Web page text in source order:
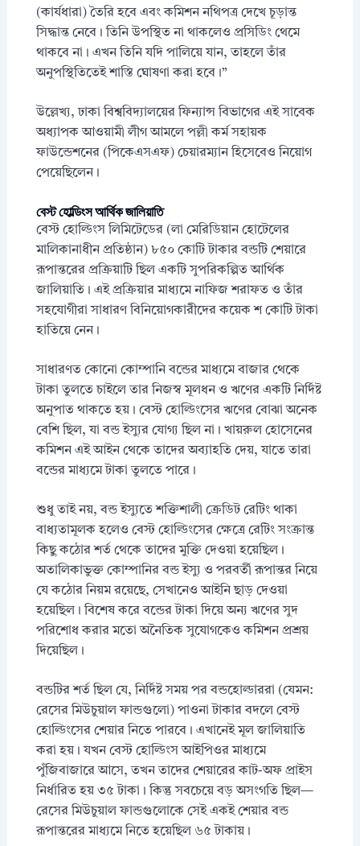
(কার্যধারা) তৈরি হবে এবং কমিশন নথিপত্র দেখে চূড়ান্ত
সিদ্ধান্ত নেবে। তিনি উপস্থিত না থাকলেও প্রসিডিং থেমে
থাকবে না। এখন তিনি যদি পালিয়ে যান, তাহলে তাঁর
অনুপস্থিতিতেই শাস্তি ঘোষণা করা হবে।”
উল্লেখ্য, ঢাকা বিশ্ববিদ্যালয়ের ফিন্যান্স বিভাগের এই সাবেক
অধ্যাপক আওয়ামী লীগ আমলে পল্লী কর্ম সহায়ক
ফাউন্ডেশনের (পিকেএসএফ) চেয়ারম্যান হিসেবেও নিয়োগ
পেয়েছিলেন।
বেস্ট হোল্ডিংস আর্থিক জালিয়াতি
বেস্ট হোল্ডিংস লিমিটেডের (লা মেরিডিয়ান হোটেলের
মালিকানাধীন প্রতিষ্ঠান) ৮৫০ কোটি টাকার বন্ডটি শেয়ারে
রূপান্তরের প্রক্রিয়াটি ছিল একটি সুপরিকল্পিত আর্থিক
জালিয়াতি। এই প্রক্রিয়ার মাধ্যমে নাফিজ শরাফত ও তাঁর
সহযোগীরা সাধারণ বিনিয়োগকারীদের কয়েক শ কোটি টাকা
হাতিয়ে নেন।
সাধারণত কোনো কোম্পানি বন্ডের মাধ্যমে বাজার থেকে
টাকা তুলতে চাইলে তার নিজস্ব মূলধন ও ঋণের একটি নির্দিষ্ট
অনুপাত থাকতে হয়। বেস্ট হোল্ডিংসের ঋণের বোঝা অনেক
বেশি ছিল, যা বন্ড ইস্যুর যোগ্য ছিল না। খায়রুল হোসেনের
কমিশন এই আইন থেকে তাদের অব্যাহতি দেয়, যাতে তারা
বন্ডের মাধ্যমে টাকা তুলতে পারে।
শুধু তাই নয়, বন্ড ইস্যুতে শক্তিশালী ক্রেডিট রেটিং থাকা
বাধ্যতামূলক হলেও বেস্ট হোল্ডিংসের ক্ষেত্রে রেটিং সংক্রান্ত
কিছু কঠোর শর্ত থেকে তাদের মুক্তি দেওয়া হয়েছিল।
অতালিকাভুক্ত কোম্পানির বন্ড ইস্যু ও পরবর্তী রূপান্তর নিয়ে
যে কঠোর নিয়ম রয়েছে, সেখানেও আইনি ছাড় দেওয়া
হয়েছিল। বিশেষ করে বন্ডের টাকা দিয়ে অন্য ঋণের সুদ
পরিশোধ করার মতো অনৈতিক সুযোগকেও কমিশন প্রশ্রয়
দিয়েছিল।
বন্ডটির শর্ত ছিল যে, নির্দিষ্ট সময় পর বন্ডহোল্ডাররা (যেমন:
রেসের মিউচুয়াল ফান্ডগুলো) পাওনা টাকার বদলে বেস্ট
হোল্ডিংসের শেয়ার নিতে পারবে। এখানেই মূল জালিয়াতি
করা হয়। যখন বেস্ট হোল্ডিংস আইপিওর মাধ্যমে
পুঁজিবাজারে আসে, তখন তাদের শেয়ারের কাট-অফ প্রাইস
নির্ধারিত হয় ৩৫ টাকা। কিন্তু সবচেয়ে বড় অসংগতি ছিল—
রেসের মিউচুয়াল ফান্ডগুলোকে সেই একই শেয়ার বন্ড
রূপান্তরের মাধ্যমে নিতে হয়েছিল ৬৫ টাকায়।